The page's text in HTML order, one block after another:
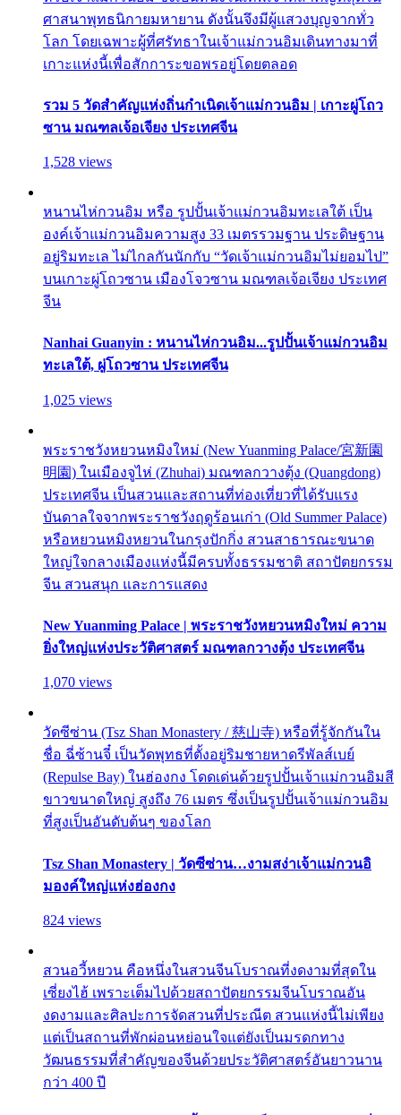
ศาสนาพุทธนิกายมหายาน ดังนั้นจึงมีผู้แสวงบุญจากทั่ว
โลก โดยเฉพาะผู้ที่ศรัทธาในเจ้าแม่กวนอิมเดินทางมาที่
เกาะแห่งนี้เพื่อสักการะขอพรอยู่โดยตลอด
รวม 5 วัดสำคัญแห่งถิ่นกำเนิดเจ้าแม่กวนอิม | เกาะผู่โถว
ซาน มณฑลเจ้อเจียง ประเทศจีน
1,528 views
หนานไห่กวนอิม หรือ รูปปั้นเจ้าแม่กวนอิมทะเลใต้ เป็น
องค์เจ้าแม่กวนอิมความสูง 33 เมตรรวมฐาน ประดิษฐาน
อยู่ริมทะเล ไม่ไกลกันนักกับ “วัดเจ้าแม่กวนอิมไม่ยอมไป”
บนเกาะผู่โถวซาน เมืองโจวซาน มณฑลเจ้อเจียง ประเทศ
จีน
Nanhai Guanyin : หนานไห่กวนอิม...รูปปั้นเจ้าแม่กวนอิม
ทะเลใต้, ผู่โถวซาน ประเทศจีน
1,025 views
พระราชวังหยวนหมิงใหม่ (New Yuanming Palace/宮新園
明園) ในเมืองจูไห่ (Zhuhai) มณฑลกวางตุ้ง (Quangdong)
ประเทศจีน เป็นสวนและสถานที่ท่องเที่ยวที่ได้รับแรง
บันดาลใจจากพระราชวังฤดูร้อนเก่า (Old Summer Palace)
หรือหยวนหมิงหยวนในกรุงปักกิ่ง สวนสาธารณะขนาด
ใหญ่ใจกลางเมืองแห่งนี้มีครบทั้งธรรมชาติ สถาปัตยกรรม
จีน สวนสนุก และการแสดง
New Yuanming Palace | พระราชวังหยวนหมิงใหม่ ความ
ยิ่งใหญ่แห่งประวัติศาสตร์ มณฑลกวางตุ้ง ประเทศจีน
1,070 views
วัดซีซ่าน (Tsz Shan Monastery / 慈山寺) หรือที่รู้จักกันใน
ชื่อ ฉี่ซ้านจี๋ เป็นวัดพุทธที่ตั้งอยู่ริมชายหาดรีพัลส์เบย์
(Repulse Bay) ในฮ่องกง โดดเด่นด้วยรูปปั้นเจ้าแม่กวนอิมสี
ขาวขนาดใหญ่ สูงถึง 76 เมตร ซึ่งเป็นรูปปั้นเจ้าแม่กวนอิม
ที่สูงเป็นอันดับต้นๆ ของโลก
Tsz Shan Monastery | วัดซีซ่าน…งามสง่าเจ้าแม่กวนอิ
มองค์ใหญ่แห่งฮ่องกง
824 views
สวนอวี้หยวน คือหนึ่งในสวนจีนโบราณที่งดงามที่สุดใน
เซี่ยงไฮ้ เพราะเต็มไปด้วยสถาปัตยกรรมจีนโบราณอัน
งดงามและศิลปะการจัดสวนที่ประณีต สวนแห่งนี้ไม่เพียง
แต่เป็นสถานที่พักผ่อนหย่อนใจแต่ยังเป็นมรดกทาง
วัฒนธรรมที่สำคัญของจีนด้วยประวัติศาสตร์อันยาวนาน
กว่า 400 ปี